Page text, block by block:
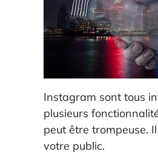
Instagram sont tous
plusieurs
peut être trompeuse.
votre public.